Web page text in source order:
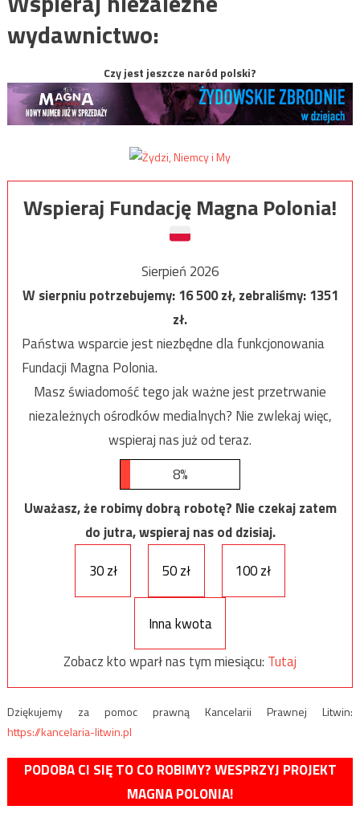
wydawnictwo:
Czy jest jeszcze naród polski?
Wspieraj Fundację Magna Polonia!
Sierpień 2026
W sierpniu potrzebujemy:16 500zł, zebraliśmy:1351
zł.
Państwa wsparcie jest niezbędne dla funkcjonowania
Fundacji Magna Polonia.
Masz świadomość tego jak ważne jest przetrwanie
niezależnych ośrodków medialnych? Nie zwlekaj więc,
wspieraj nas już od teraz.
8%
Uważasz, że robimy dobrą robotę? Nie czekaj zatem
do jutra, wspieraj nas od dzisiaj.
30 zł
50 zł 100 zł
Inna kwota
Zobacz kto wparł nas tym miesiącu: Tutaj
Dziękujemy za pomoc prawną Kancelarii Prawnej Litwin:
https://kancelaria-litwin.pl
PODOBA CI SIĘ TO CO ROBIMY? WESPRZYJ PROJEKT
MAGNA POLONIA!